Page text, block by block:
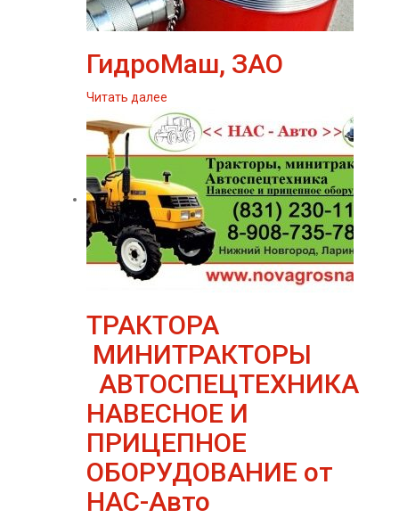
ГидроМаш, ЗАО
Читать далее
ТРАКТОРА
МИНИТРАКТОРЫ
АВТОСПЕЦТЕХНИКА
НАВЕСНОЕ И
ПРИЦЕПНОЕ
ОБОРУДОВАНИЕ от
НАС-Авто